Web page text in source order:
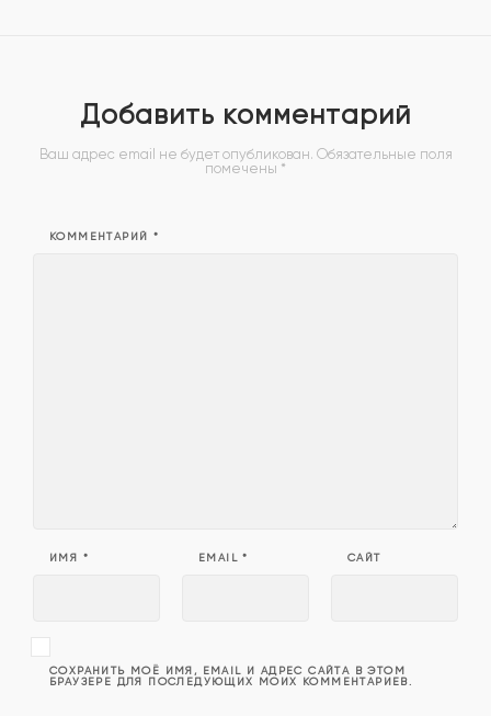
Добавить комментарий
Ваш адрес email не будет опубликован. Обязательные поля
помечены *
КОММЕНТАРИЙ *
ИМЯ * EMAIL* САЙТ
СОХРАНИТЬ МОЁ ИМЯ, EMAIL И АДРЕС САЙТА В ЭТОМ
БРАУЗЕРЕ ДЛЯ ПОСЛЕДУЮЩИХ МОИХ КОММЕНТАРИЕВ.